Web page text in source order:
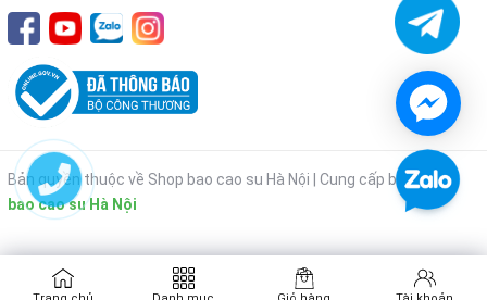
Bản quyền thuộc về Shop bao cao su Hà Nội | Cung cấp bởiShop
bao cao su Hà Nội